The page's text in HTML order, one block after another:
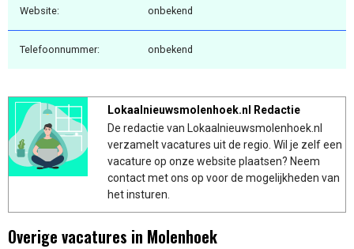
Website: onbekend
Telefoonnummer: onbekend
Lokaalnieuwsmolenhoek.nl Redactie
De redactie van Lokaalnieuwsmolenhoek.nl
verzamelt vacatures uit de regio. Wil je zelf een
vacature op onze website plaatsen? Neem
contact met ons op voor de mogelijkheden van
het insturen.
Overige vacatures in Molenhoek